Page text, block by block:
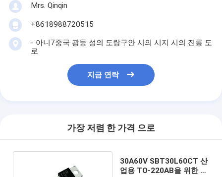
Mrs. Qinqin
+8618988720515
- 아니7중국 광둥 성의 도랑구안 시의 시지 시의 진롱 도
로
지금 연락
가장 저렴 한 가격 으로
30A60V SBT30L60CT 산
업용 TO-220AB을 위한 저